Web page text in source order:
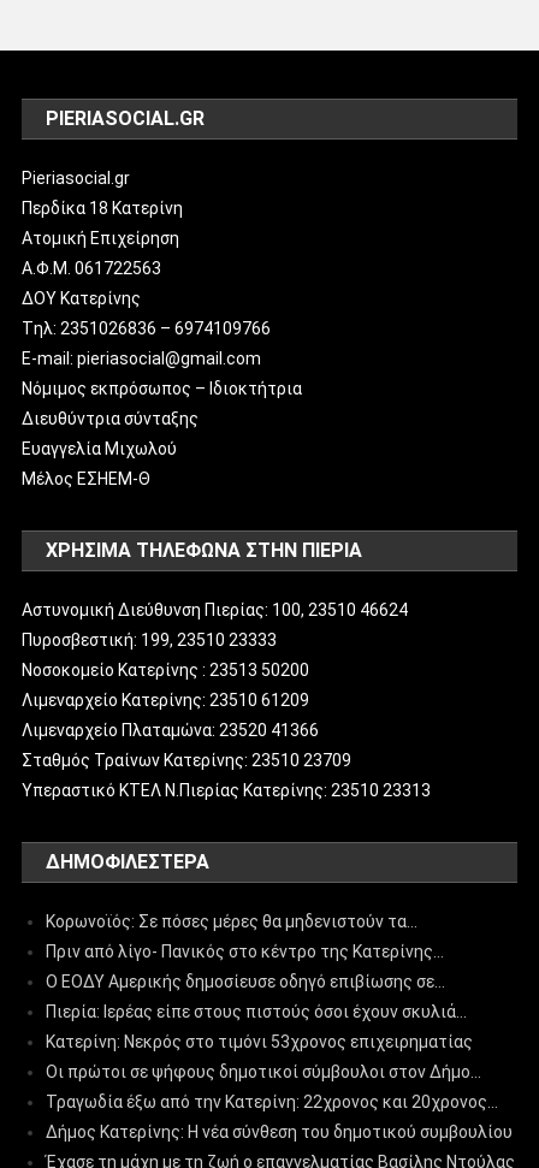
PIERIASOCIAL.GR
Pieriasocial.gr
Περδίκα 18 Κατερίνη
Ατομική Επιχείρηση
Α.Φ.Μ. 061722563
ΔΟΥ Κατερίνης
Tηλ: 2351026836 – 6974109766
E-mail: pieriasocial@gmail.com
Νόμιμος εκπρόσωπος – Ιδιοκτήτρια
Διευθύντρια σύνταξης
Ευαγγελία Μιχωλού
Μέλος ΕΣΗΕΜ-Θ
ΧΡΗΣΙΜΑ ΤΗΛΕΦΩΝΑ ΣΤΗΝ ΠΙΕΡΙΑ
Αστυνομική Διεύθυνση Πιερίας: 100, 23510 46624
Πυροσβεστική: 199, 23510 23333
Νοσοκομείο Κατερίνης : 23513 50200
Λιμεναρχείο Κατερίνης: 23510 61209
Λιμεναρχείο Πλαταμώνα: 23520 41366
Σταθμός Τραίνων Κατερίνης: 23510 23709
Υπεραστικό ΚΤΕΛ Ν.Πιερίας Κατερίνης: 23510 23313
ΔΗΜΟΦΙΛΈΣΤΕΡΑ
Κορωνοϊός: Σε πόσες μέρες θα μηδενιστούν τα…
Πριν από λίγο- Πανικός στο κέντρο της Κατερίνης…
Ο ΕΟΔΥ Αμερικής δημοσίευσε οδηγό επιβίωσης σε…
Πιερία: Ιερέας είπε στους πιστούς όσοι έχουν σκυλιά…
Κατερίνη: Νεκρός στο τιμόνι 53χρονος επιχειρηματίας
Οι πρώτοι σε ψήφους δημοτικοί σύμβουλοι στον Δήμο…
Τραγωδία έξω από την Κατερίνη: 22χρονος και 20χρονος…
Δήμος Κατερίνης: Η νέα σύνθεση του δημοτικού συμβουλίου
Έχασε τη μάχη με τη ζωή ο επαγγελματίας Βασίλης Ντούλας